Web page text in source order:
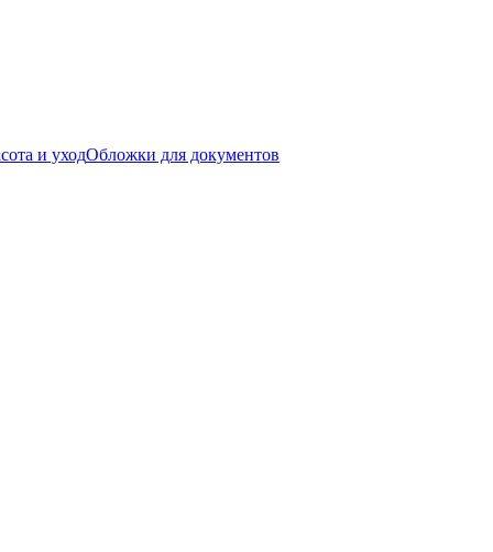
и уходОбложки для документов